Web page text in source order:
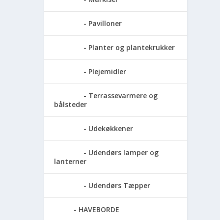
Pavilloner
Planter og plantekrukker
Plejemidler
Terrassevarmere og
bålsteder
Udekøkkener
Udendørs lamper og
lanterner
Udendørs Tæpper
HAVEBORDE